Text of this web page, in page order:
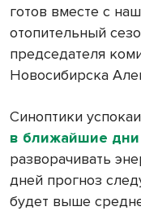
готов вместе с
отопительный
председателя
Новосибирска
Синоптики
в ближайшие дни
разворачивать
дней прогноз
будет выше